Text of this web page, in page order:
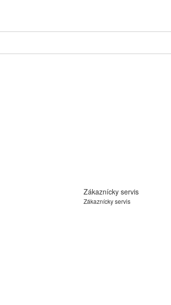
Zákaznícky servis
Zákaznícky servis